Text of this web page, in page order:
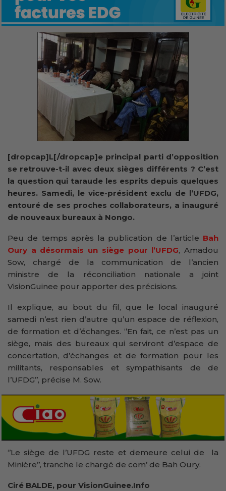
[dropcap]L[/dropcap]e principal parti d’opposition
se retrouve-t-il avec deux sièges différents ? C’est
la question qui taraude les esprits depuis quelques
heures. Samedi, le vice-président exclu de l’UFDG,
entouré de ses proches collaborateurs, a inauguré
de nouveaux bureaux à Nongo.
Peu de temps après la publication de l’article Bah
Oury a désormais un siège pour l’UFDG, Amadou
Sow, chargé de la communication de l’ancien
ministre de la réconciliation nationale a joint
VisionGuinee pour apporter des précisions.
Il explique, au bout du fil, que le local inauguré
samedi n’est rien d’autre qu’un espace de réflexion,
de formation et d’échanges. ‘’En fait, ce n’est pas un
siège, mais des bureaux qui serviront d’espace de
concertation, d’échanges et de formation pour les
militants, responsables et sympathisants de de
l’UFDG’’, précise M. Sow.
‘’Le siège de l’UFDG reste et demeure celui de la
Minière’’, tranche le chargé de com’ de Bah Oury.
Ciré BALDE, pour VisionGuinee.Info